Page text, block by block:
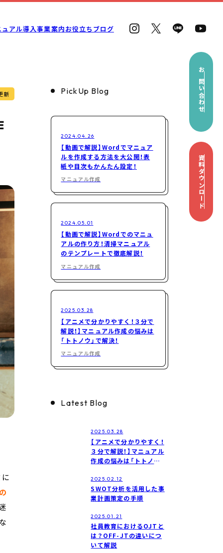
ュアル導入事業案内お役立ちブログ
お問い合わせ
資料ダウンロード
新 PickUp Blog
2024.04.26
【動画で解説】Wordでマニュア
ルを作成する方法を大公開！表
紙や目次もかんたん設定！
マニュアル作成
2024.05.01
【動画で解説】Wordでのマニュ
アルの作り方！清掃マニュアル
のテンプレートで徹底解説！
マニュアル作成
2025.03.28
【アニメで分かりやすく！３分で
解説！】マニュアル作成の悩みは
「トトノウ」で解決！
マニュアル作成
Latest Blog
2025.03.28
【アニメで分かりやすく！
３分で解説！】マニュアル
作成の悩みは「トトノウ」
2025.02.12
SWOT分析を活用した事
業計画策定の手順
2025.01.21
社員教育におけるOJTと
は？OFF-JTの違いにつ
いて解説